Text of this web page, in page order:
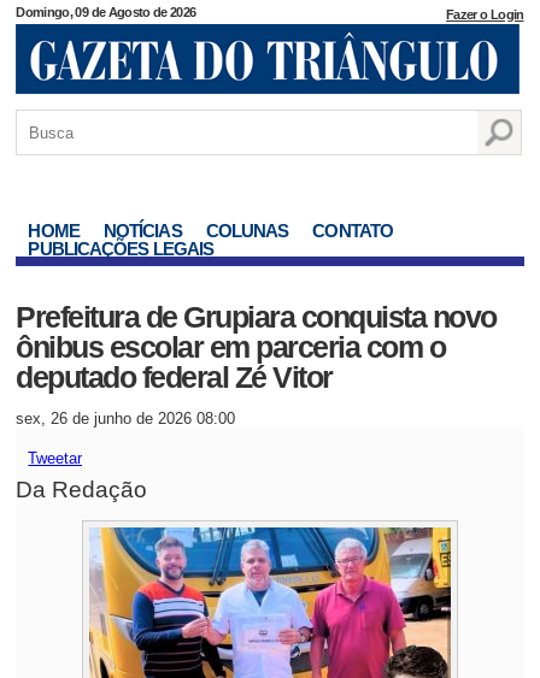
Domingo, 09 de Agosto de 2026 Fazer o Login
HOME NOTÍCIAS COLUNAS
CONTATO
PUBLICAÇÕES LEGAIS
Prefeitura de Grupiara conquista novo
ônibus escolar em parceria com o
deputado federal Zé Vitor
sex, 26 de junho de 2026 08:00
Tweetar
Da Redação